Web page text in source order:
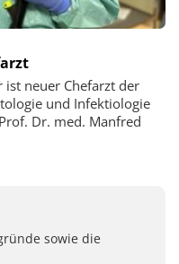
ist neuer Chefarzt der
und Infektiologie
Dr. med. Manfred
sowie die